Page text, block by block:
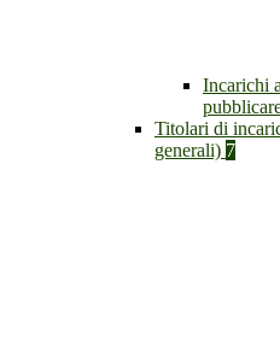
Incarichi
Titolari di
generali) 7